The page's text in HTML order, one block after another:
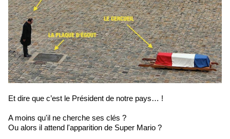
Et dire que c’est le Président de notre pays… !
A moins qu'il ne cherche ses clés ?
Ou alors il attend l'apparition de Super Mario ?